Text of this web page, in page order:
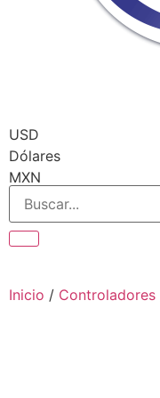
USD
Dólares
MXN
Pesos
Inicio / Controladores